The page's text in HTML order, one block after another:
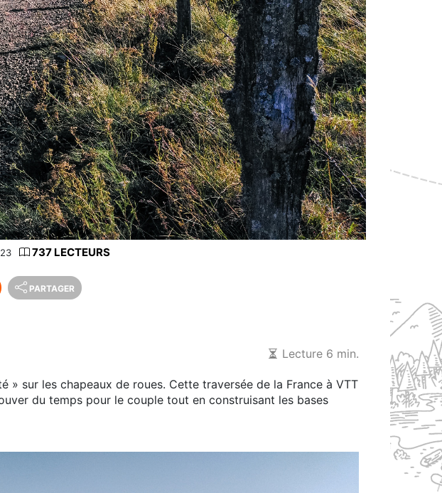
737 LECTEURS
PARTAGER
Lecture 6 min.
» sur les chapeaux de roues. Cette traversée de la France à VTT
du temps pour le couple tout en construisant les bases